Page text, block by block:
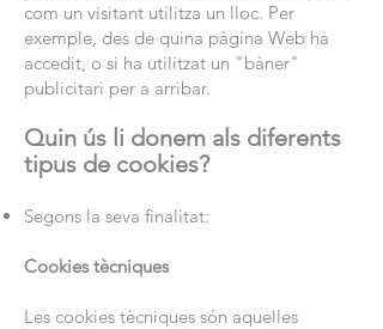
com un visitant utilitza un lloc. Per
exemple, des de quina pàgina Web ha
accedit, o si ha utilitzat un "bàner"
publicitari per a arribar.
Quin ús li donem als diferents
tipus de cookies?
Segons la seva finalitat:
Cookies tècniques
Les cookies tècniques són aquelles